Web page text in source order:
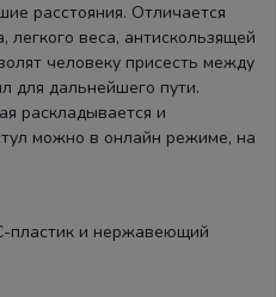
расстояния. Отличается
легкого веса, антискользящей
человеку присесть между
для дальнейшего пути.
раскладывается и
можно в онлайн режиме, на
пластик и нержавеющий